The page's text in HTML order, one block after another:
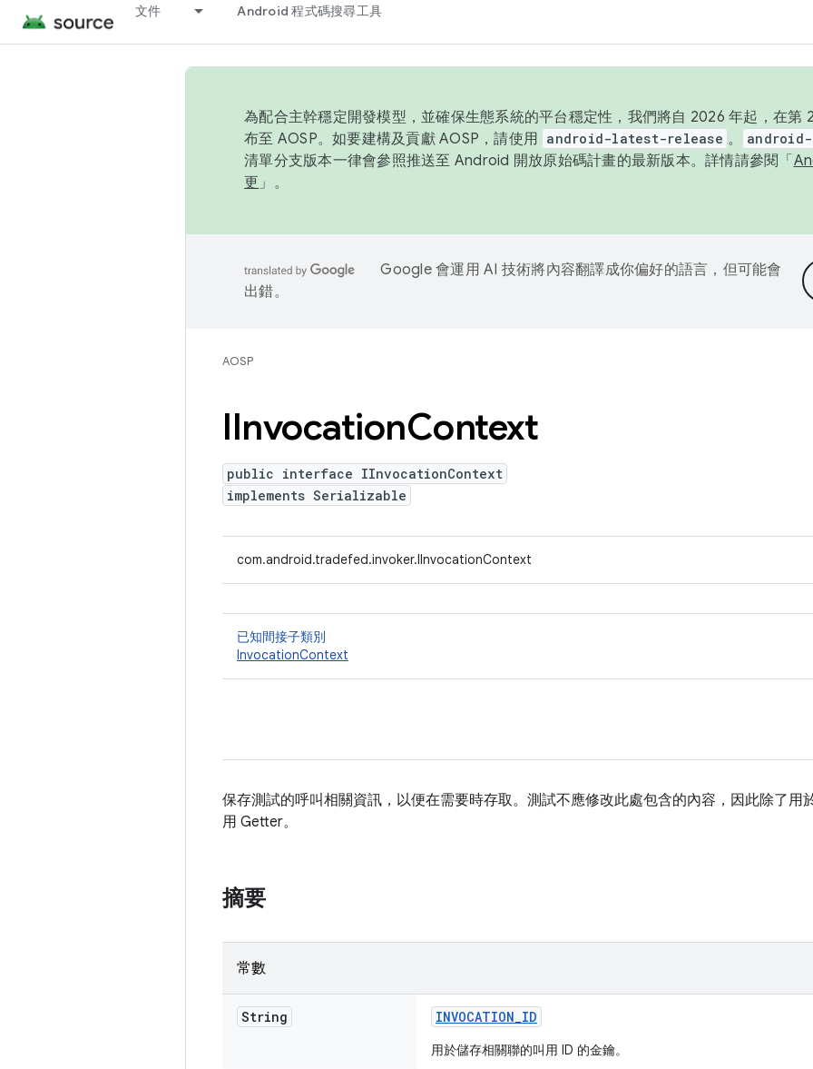
文件 Android 程式碼搜尋工具
為配合主幹穩定開發模型，並確保生態系統的平台穩定性，我們將自 2026 年起，在第
布至 AOSP。如要建構及貢獻 AOSP，請使用 android-latest-release 。
清單分支版本一律會參照推送至 Android 開放原始碼計畫的最新版本。詳情請參閱「
更 」。
Google 會運用 AI 技術將內容翻譯成你偏好的語言，但可能會
出錯。
AOSP
IInvocationContext
public interface IInvocationContext
implements Serializable
com.android.tradefed.invoker.IInvocationContext
已知間接子類別
InvocationContext
保存測試的呼叫相關資訊，以便在需要時存取。測試不應修改此處包含的內容，因此除了用
用 Getter。
摘要
常數
String INVOCATION_ID
用於儲存相關聯的叫用 ID 的金鑰。